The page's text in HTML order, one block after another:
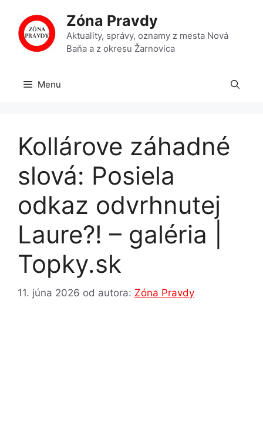
obsah
Zóna Pravdy
Aktuality, správy, oznamy z mesta Nová
Baňa a z okresu Žarnovica
Menu
Kollárove záhadné
slová: Posiela
odkaz odvrhnutej
Laure?! – galéria |
Topky.sk
11. júna 2026 od autora: Zóna Pravdy